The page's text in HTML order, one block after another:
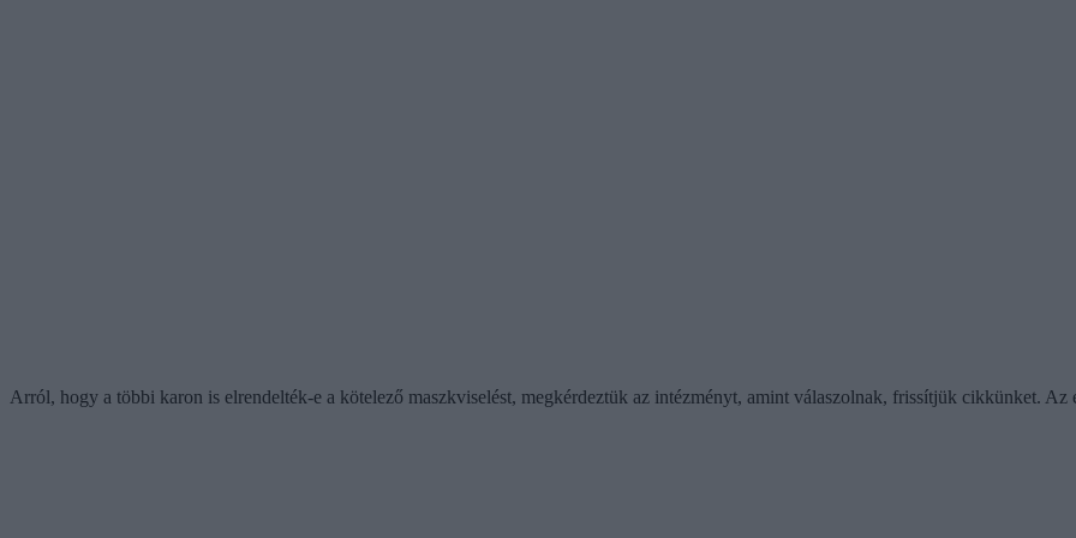
Arról, hogy a többi karon is elrendelték-e a kötelező maszkviselést, megkérdeztük az intézményt, amint válaszolnak, frissítjük cikkünket. Az